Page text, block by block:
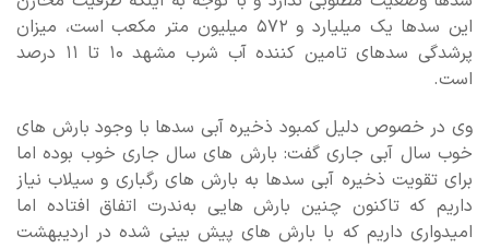
این سدها یک میلیارد و ۵۷۲ میلیون متر مکعب است، میزان
پرشدگی سدهای تامین کننده آب شرب مشهد ۱۰ تا ۱۱ درصد
است.
وی در خصوص دلیل کمبود ذخیره آبی سدها با وجود بارش های
خوب سال آبی جاری گفت: بارش های سال جاری خوب بوده اما
برای تقویت ذخیره آبی سدها به بارش های رگباری و سیلاب نیاز
داریم که تاکنون چنین بارش هایی به‌ندرت اتفاق افتاده اما
امیدواری داریم که با بارش های پیش بینی شده در اردیبهشت